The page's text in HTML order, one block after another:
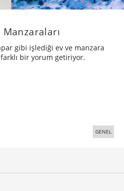
Manzaraları
gibi işlediği ev ve manzara
bir yorum getiriyor.
GENEL